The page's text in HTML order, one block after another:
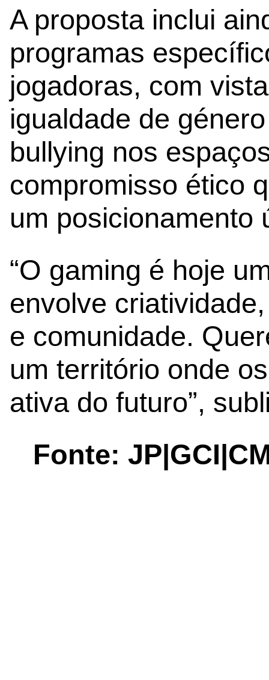
A proposta inclui
programas
jogadoras, com
igualdade de
bullying nos
compromisso ético
um posicionamento
“O gaming é hoje
envolve
e comunidade.
um território onde
ativa do futuro”,
Fonte: